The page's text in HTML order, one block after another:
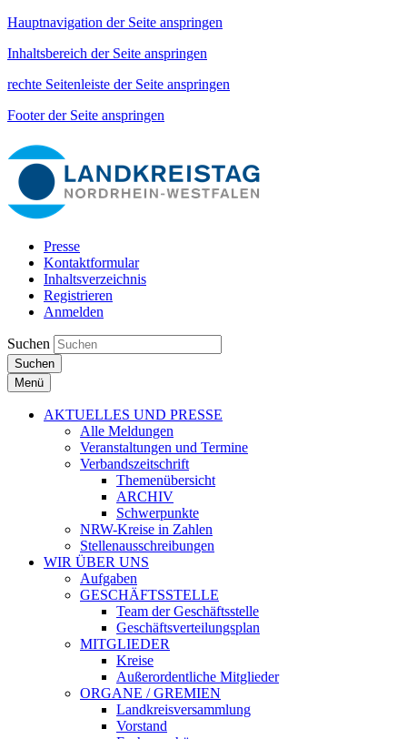
Hauptnavigation der Seite anspringen
Inhaltsbereich der Seite anspringen
rechte Seitenleiste der Seite anspringen
Footer der Seite anspringen
Presse
Kontaktformular
Inhaltsverzeichnis
Registrieren
Anmelden
Suchen
Suchen
Menü
AKTUELLES UND PRESSE
Alle Meldungen
Veranstaltungen und Termine
Verbandszeitschrift
Themenübersicht
ARCHIV
Schwerpunkte
NRW-Kreise in Zahlen
Stellenausschreibungen
WIR ÜBER UNS
Aufgaben
GESCHÄFTSSTELLE
Team der Geschäftsstelle
Geschäftsverteilungsplan
MITGLIEDER
Kreise
Außerordentliche Mitglieder
ORGANE / GREMIEN
Landkreisversammlung
Vorstand